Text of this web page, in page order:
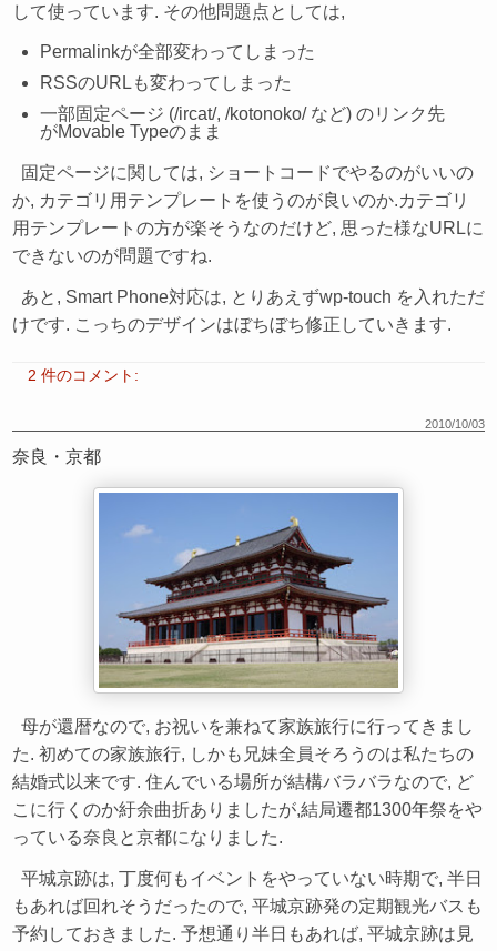
して使っています. その他問題点としては,
Permalinkが全部変わってしまった
RSSのURLも変わってしまった
一部固定ページ (/ircat/, /kotonoko/ など) のリンク先
がMovable Typeのまま
固定ページに関しては, ショートコードでやるのがいいの
か, カテゴリ用テンプレートを使うのが良いのか.カテゴリ
用テンプレートの方が楽そうなのだけど, 思った様なURLに
できないのが問題ですね.
あと, Smart Phone対応は, とりあえずwp-touch を入れただ
けです. こっちのデザインはぼちぼち修正していきます.
2 件のコメント:
2010/10/03
奈良・京都
母が還暦なので, お祝いを兼ねて家族旅行に行ってきまし
た. 初めての家族旅行, しかも兄妹全員そろうのは私たちの
結婚式以来です. 住んでいる場所が結構バラバラなので, ど
こに行くのか紆余曲折ありましたが,結局遷都1300年祭をや
っている奈良と京都になりました.
平城京跡は, 丁度何もイベントをやっていない時期で, 半日
もあれば回れそうだったので, 平城京跡発の定期観光バスも
予約しておきました. 予想通り半日もあれば, 平城京跡は見